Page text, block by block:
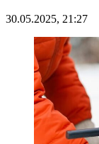
30.05.2025, 21:27